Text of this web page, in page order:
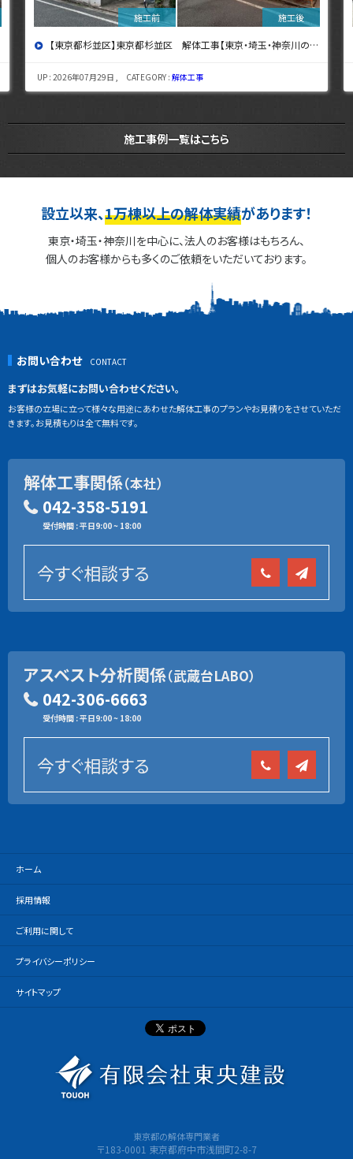
【東京都杉並区】東京都杉並区 解体工事【東京・埼玉・神奈川の解体工事なら東央建設へ】
UP : 2026年07月29日 , CATEGORY :解体工事
施工事例一覧はこちら
設立以来、1万棟以上の解体実績があります！
東京・埼玉・神奈川を中心に、法人のお客様はもちろん、
個人のお客様からも多くのご依頼をいただいております。
お問い合わせ
まずはお気軽にお問い合わせください。
お客様の立場に立って様々な用途にあわせた解体工事のプランやお見積りをさせていただ
きます。お見積もりは全て無料です。
解体工事関係（本社）
042-358-5191
受付時間 : 平日9:00 ~ 18:00
今すぐ相談する
アスベスト分析関係（武蔵台LABO）
042-306-6663
受付時間 : 平日9:00 ~ 18:00
今すぐ相談する
ホーム
採用情報
ご利用に関して
プライバシーポリシー
サイトマップ
東京都の解体専門業者
〒183-0001 東京都府中市浅間町2-8-7